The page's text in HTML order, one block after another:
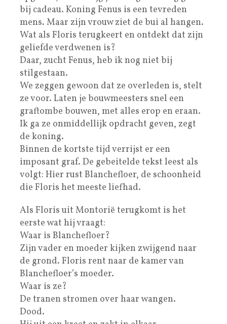
bij cadeau. Koning Fenus is een tevreden
mens. Maar zijn vrouw ziet de bui al hangen.
Wat als Floris terugkeert en ontdekt dat zijn
geliefde verdwenen is?
Daar, zucht Fenus, heb ik nog niet bij
stilgestaan.
We zeggen gewoon dat ze overleden is, stelt
ze voor. Laten je bouwmeesters snel een
graftombe bouwen, met alles erop en eraan.
Ik ga ze onmiddellijk opdracht geven, zegt
de koning.
Binnen de kortste tijd verrijst er een
imposant graf. De gebeitelde tekst leest als
volgt: Hier rust Blanchefloer, de schoonheid
die Floris het meeste liefhad.
Als Floris uit Montorië terugkomt is het
eerste wat hij vraagt:
Waar is Blanchefloer?
Zijn vader en moeder kijken zwijgend naar
de grond. Floris rent naar de kamer van
Blanchefloer’s moeder.
Waar is ze?
De tranen stromen over haar wangen.
Dood.